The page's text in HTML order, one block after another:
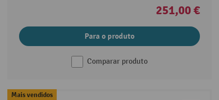
251,00 €
Para o produto
Comparar produto
Mais vendidos